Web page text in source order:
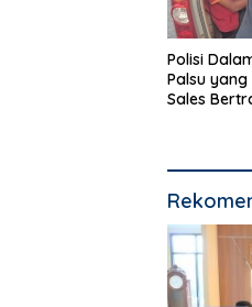
Polisi
Palsu
Sales